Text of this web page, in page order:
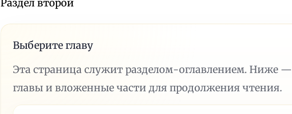
Раздел второй
Выберите главу
Эта страница служит разделом-оглавлением. Ниже
главы и вложенные части для продолжения чтения.